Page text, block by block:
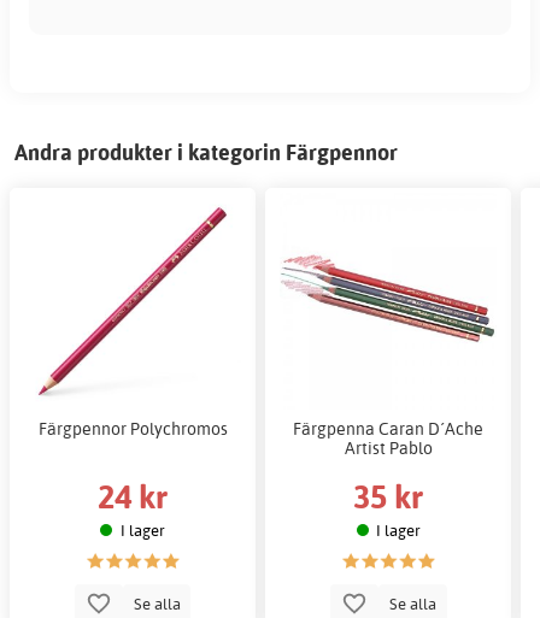
Andra produkter i kategorin Färgpennor
Färgpennor Polychromos
24 kr
I lager
Se alla
Färgpenna Caran D´Ache
Artist Pablo
35 kr
I lager
Se alla